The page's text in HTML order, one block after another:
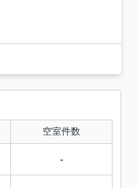
空室件数
-